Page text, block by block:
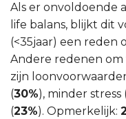
Als er onvoldoende
life balans, blijkt dit
(<35jaar) een reden
Andere redenen
zijn
(30%), minder stress
(23%). Opmerkelijk: